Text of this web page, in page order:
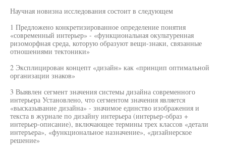
Научная новизна исследования состоит в следующем
1 Предложено конкретизированное определение понятия
«современный интерьер» - «функциональная окультуренная
ризоморфная среда, которую образуют вещи-знаки, связанные
отношениями тектоники»
2 Эксплицирован концепт «дизайн» как «принцип оптимальной
организации знаков»
3 Выявлен сегмент значения системы дизайна современного
интерьера Установлено, что сегментом значения является
«высказывание дизайна» - значимое единство изображения и
текста в журнале по дизайну интерьера (интерьер-образ +
интерьер-описание), включающее термины трех классов «детали
интеръера», «функциональное назначение», «дизайнерское
решение»